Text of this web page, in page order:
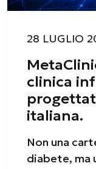
28 LUGLIO
clinica
italiana.
Non una
diabete, ma